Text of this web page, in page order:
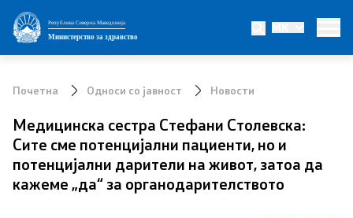
Република Северна Македонија
Министерство за здравство
MK
Министерство
Државен секретар
Интегритет
Почетна Односи со јавност Новости
Медицинска сестра Стефани Столевска:
Сите сме потенцијални пациенти, но и
потенцијални дарители на живот, затоа да
кажеме „да“ за органодарителството